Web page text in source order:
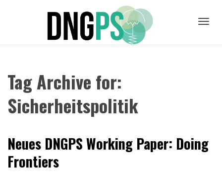
Tag Archive for:
Sicherheitspolitik
Neues DNGPS Working Paper: Doing
Frontiers